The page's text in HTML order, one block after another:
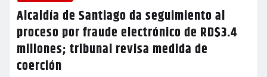
Alcaldía de Santiago da seguimiento al
proceso por fraude electrónico de RD$3.4
millones; tribunal revisa medida de
coerción